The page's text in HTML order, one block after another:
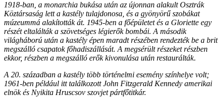
1918-ban, a monarchia bukása után az újonnan alakult Osztrák
Köztársaság lett a kastély tulajdonosa, és a gyönyörű szobákat
múzeummá alakították át. 1945-ben a főépületet és a Gloriette egy
részét eltalálták a szövetséges légierők bombái. A második
világháború után a kastély épen maradt részében rendezték be a brit
megszálló csapatok főhadiszállását. A megsérült részeket részben
ekkor, részben a megszálló erők kivonulása után restaurálták.
A 20. században a kastély több történelmi esemény színhelye volt;
1961-ben például itt találkozott John Fitzgerald Kennedy amerikai
elnök és Nyikita Hruscsov szovjet pártfőtitkár.